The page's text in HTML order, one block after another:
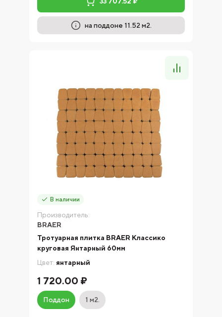
на поддоне 11.52 м2.
В наличии
Производитель:
BRAER
Тротуарная плитка BRAER Классико
круговая Янтарный 60мм
Цвет: янтарный
1 720.00 ₽
Поддон 1 м2.